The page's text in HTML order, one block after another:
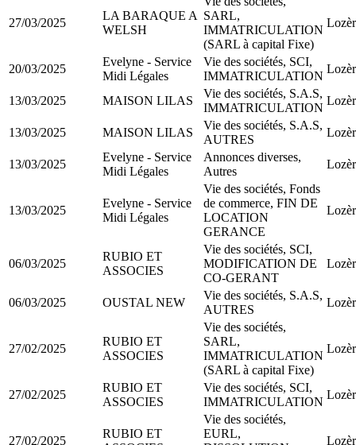
27/03/2025
LA BARAQUE A
WELSH
SARL,
IMMATRICULATION
(SARL à capital Fixe)
20/03/2025
Evelyne - Service
Midi Légales
Vie des sociétés, SCI,
IMMATRICULATION
13/03/2025 MAISON LILAS
Vie des sociétés, S.A.S,
IMMATRICULATION
13/03/2025 MAISON LILAS
Vie des sociétés, S.A.S,
AUTRES
13/03/2025
Evelyne - Service
Midi Légales
Annonces diverses,
Autres
13/03/2025
Evelyne - Service
Midi Légales
Vie des sociétés, Fonds
de commerce, FIN DE
LOCATION
GERANCE
06/03/2025
RUBIO ET
ASSOCIES
Vie des sociétés, SCI,
MODIFICATION DE
CO-GERANT
06/03/2025 OUSTAL NEW
Vie des sociétés, S.A.S,
AUTRES
27/02/2025
RUBIO ET
ASSOCIES
Vie des sociétés,
SARL,
IMMATRICULATION
(SARL à capital Fixe)
27/02/2025
RUBIO ET
ASSOCIES
Vie des sociétés, SCI,
IMMATRICULATION
27/02/2025
RUBIO ET
Vie des sociétés,
EURL,